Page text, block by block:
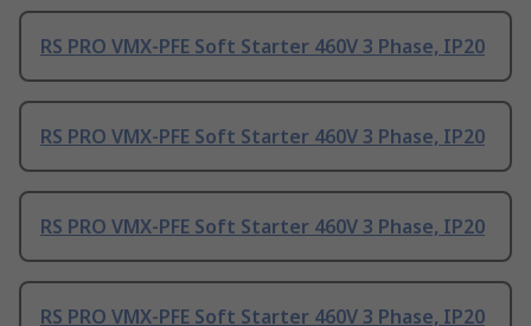
RS PRO VMX-PFE Soft Starter 460V 3 Phase, IP20
RS PRO VMX-PFE Soft Starter 460V 3 Phase, IP20
RS PRO VMX-PFE Soft Starter 460V 3 Phase, IP20
RS PRO VMX-PFE Soft Starter 460V 3 Phase, IP20